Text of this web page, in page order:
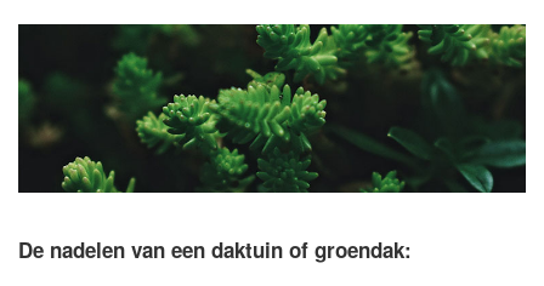
De nadelen van een daktuin of groendak: